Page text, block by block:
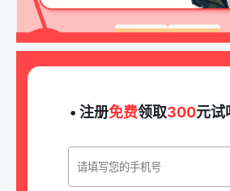
• 注册免费领取300元试